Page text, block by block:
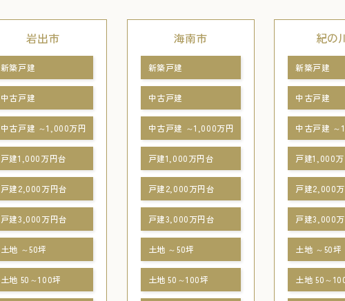
岩出市
新築戸建
中古戸建
中古戸建 ～1,000万円
戸建1,000万円台
戸建2,000万円台
戸建3,000万円台
土地 ～50坪
土地 50～100坪
海南市
新築戸建
中古戸建
中古戸建 ～1,000万円
戸建1,000万円台
戸建2,000万円台
戸建3,000万円台
土地 ～50坪
土地 50～100坪
紀の
新築戸建
中古戸建
中古戸建 ～
戸建1,000
戸建2,000
戸建3,000
土地 ～50坪
土地 50～